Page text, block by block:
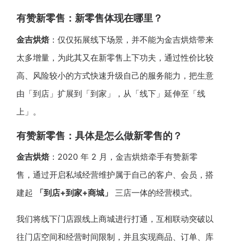
认证服务商 设计服务商
有赞新零售：新零售体现在哪里？
金吉烘焙：仅仅拓展线下场景，并不能为金吉烘焙带来
太多增量，为此其又在新零售上下功夫，通过性价比较
高、风险较小的方式快速升级自己的服务能力，把生意
由「到店」扩展到「到家」，从「线下」延伸至「线
上」。
有赞新零售：具体是怎么做新零售的？
金吉烘焙：2020 年 2 月，金吉烘焙牵手有赞新零
售，通过开启私域经营维护属于自己的客户、会员，搭
建起
「到店+到家+商城」 三店一体的经营模式。
我们将线下门店跟线上商城进行打通，互相联动突破以
往门店空间和经营时间限制，并且实现商品、订单、库